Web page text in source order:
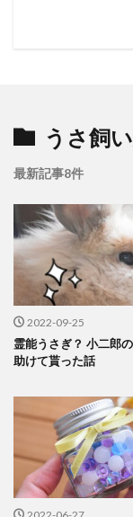
うさ飼
最新記事8件
2022-09-25
霊能うさぎ？ 小二郎
助けて貰った話